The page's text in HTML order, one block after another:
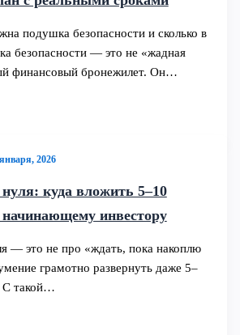
подушка безопасности и сколько в
безопасности — это не «жадная
финансовый бронежилет. Он…
2026
куда вложить 5–10
инвестору
— это не про «ждать, пока накоплю
грамотно развернуть даже 5–
С такой…